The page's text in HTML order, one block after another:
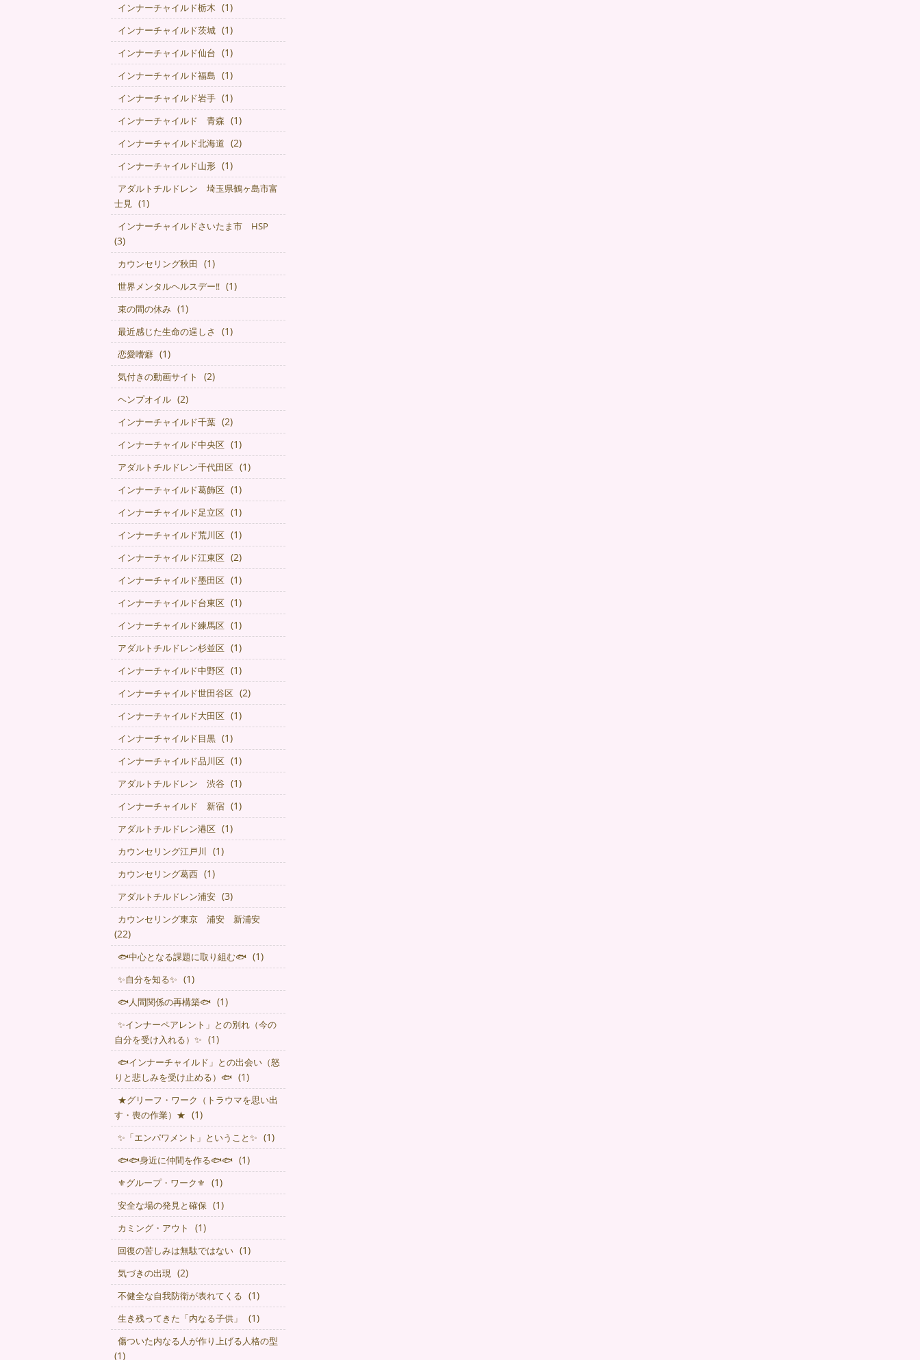
インナーチャイルド栃木 (1)
インナーチャイルド茨城 (1)
インナーチャイルド仙台 (1)
インナーチャイルド福島 (1)
インナーチャイルド岩手 (1)
インナーチャイルド 青森 (1)
インナーチャイルド北海道 (2)
インナーチャイルド山形 (1)
アダルトチルドレン 埼玉県鶴ヶ島市富
士見 (1)
インナーチャイルドさいたま市 HSP
(3)
カウンセリング秋田 (1)
世界メンタルヘルスデー‼️ (1)
束の間の休み (1)
最近感じた生命の逞しさ (1)
恋愛嗜癖 (1)
気付きの動画サイト (2)
ヘンプオイル (2)
インナーチャイルド千葉 (2)
インナーチャイルド中央区 (1)
アダルトチルドレン千代田区 (1)
インナーチャイルド葛飾区 (1)
インナーチャイルド足立区 (1)
インナーチャイルド荒川区 (1)
インナーチャイルド江東区 (2)
インナーチャイルド墨田区 (1)
インナーチャイルド台東区 (1)
インナーチャイルド練馬区 (1)
アダルトチルドレン杉並区 (1)
インナーチャイルド中野区 (1)
インナーチャイルド世田谷区 (2)
インナーチャイルド大田区 (1)
インナーチャイルド目黒 (1)
インナーチャイルド品川区 (1)
アダルトチルドレン 渋谷 (1)
インナーチャイルド 新宿 (1)
アダルトチルドレン港区 (1)
カウンセリング江戸川 (1)
カウンセリング葛西 (1)
アダルトチルドレン浦安 (3)
カウンセリング東京 浦安 新浦安
(22)
🐟中心となる課題に取り組む🐟 (1)
✨自分を知る✨ (1)
🐟人間関係の再構築🐟 (1)
✨インナーペアレント」との別れ（今の
自分を受け入れる）✨ (1)
🐟インナーチャイルド」との出会い（怒
りと悲しみを受け止める）🐟 (1)
★グリーフ・ワーク（トラウマを思い出
す・喪の作業）★ (1)
✨「エンパワメント」ということ✨ (1)
🐟🐟身近に仲間を作る🐟🐟 (1)
⚜グループ・ワーク⚜ (1)
安全な場の発見と確保 (1)
カミング・アウト (1)
回復の苦しみは無駄ではない (1)
気づきの出現 (2)
不健全な自我防衛が表れてくる (1)
生き残ってきた「内なる子供」 (1)
傷ついた内なる人が作り上げる人格の型
(1)